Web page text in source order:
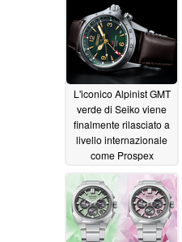
06/16/2026
L'iconico Alpinist GMT
verde di Seiko viene
finalmente rilasciato a
livello internazionale
come Prospex
HBC00706/10/2026